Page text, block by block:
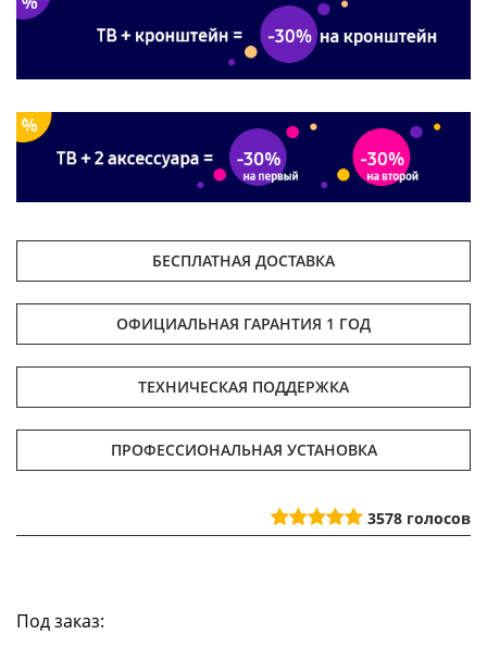
БЕСПЛАТНАЯ ДОСТАВКА
ОФИЦИАЛЬНАЯ ГАРАНТИЯ 1 ГОД
ТЕХНИЧЕСКАЯ ПОДДЕРЖКА
ПРОФЕССИОНАЛЬНАЯ УСТАНОВКА
3578 голосов
Под заказ: